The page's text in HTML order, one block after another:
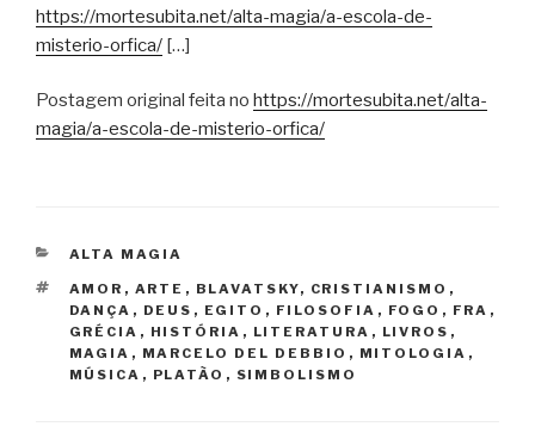
https://mortesubita.net/alta-magia/a-escola-de-
misterio-orfica/ […]
Postagem original feita no https://mortesubita.net/alta-
magia/a-escola-de-misterio-orfica/
CATEGORIAS
ALTA MAGIA
TAGS
AMOR , ARTE , BLAVATSKY, CRISTIANISMO ,
DANÇA , DEUS , EGITO , FILOSOFIA , FOGO , FRA ,
GRÉCIA , HISTÓRIA , LITERATURA , LIVROS ,
MAGIA , MARCELO DEL DEBBIO , MITOLOGIA ,
MÚSICA , PLATÃO , SIMBOLISMO